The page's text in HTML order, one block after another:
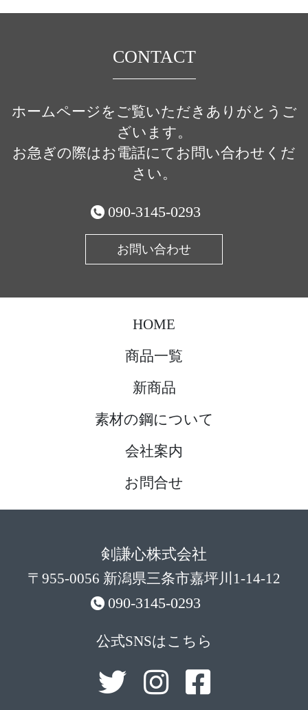
CONTACT
ホームページをご覧いただきありがとうご
ざいます。
お急ぎの際はお電話にてお問い合わせくだ
さい。
090-3145-0293
お問い合わせ
HOME
商品一覧
新商品
素材の鋼について
会社案内
お問合せ
剣謙心株式会社
〒955-0056 新潟県三条市嘉坪川1-14-12
090-3145-0293
公式SNSはこちら